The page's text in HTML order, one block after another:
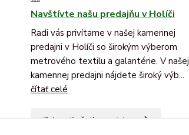
Navštívte našu predajňu v Holíči
Radi vás privítame v našej kamennej
predajni v Holíči so širokým výberom
metrového textilu a galantérie. V našej
kamennej predajni nájdete široký výb...
čítať celé
Zobraziť všetky novinky